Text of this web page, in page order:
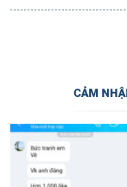
CẢM